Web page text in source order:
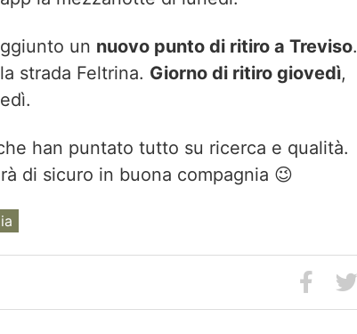
un nuovo punto di ritiro a Treviso.
strada Feltrina. Giorno di ritiro giovedì,
han puntato tutto su ricerca e qualità.
di sicuro in buona compagnia 😉